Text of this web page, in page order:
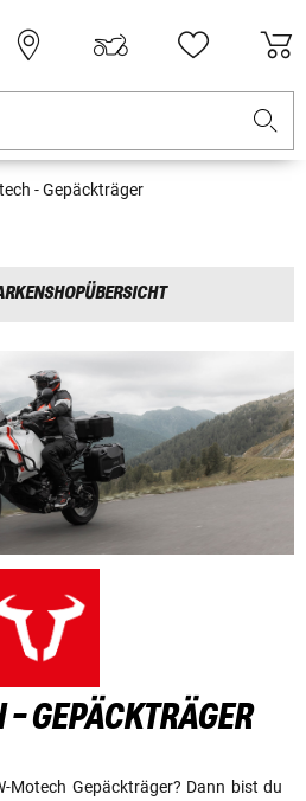
- Gepäckträger
GEPÄCKTRÄGER
Motech Gepäckträger? Dann bist du